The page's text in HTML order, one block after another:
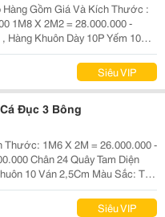
Hàng Gồm Giá Và Kích Thước :
1M8 X 2M2 = 28.000.000 -
Hàng Khuôn Dày 10P Yếm 10P
Ích Khi Mua...
Siêu VIP
Đục 3 Bông
Tam Diện
2,5Cm Màu Sắc: Tùy
100% Chất Lượng Gỗ Sản Phẩm Không Dập,Siêu VIP